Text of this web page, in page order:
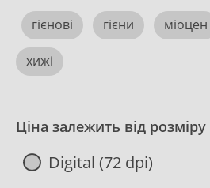
гієновi гієни мiоцен
хижi
Ціна залежить від
Digital (72 dpi)